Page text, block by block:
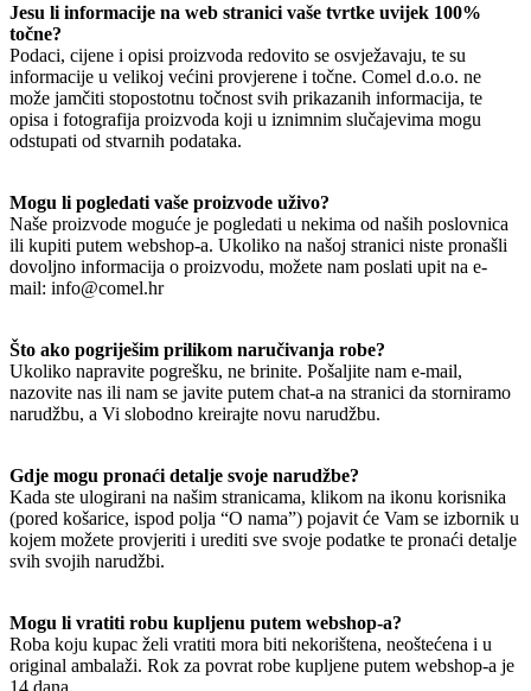
Jesu li informacije na web stranici vaše tvrtke uvijek 100%
točne?
Podaci, cijene i opisi proizvoda redovito se osvježavaju, te su
informacije u velikoj većini provjerene i točne. Comel d.o.o. ne
može jamčiti stopostotnu točnost svih prikazanih informacija, te
opisa i fotografija proizvoda koji u iznimnim slučajevima mogu
odstupati od stvarnih podataka.
Mogu li pogledati vaše proizvode uživo?
Naše proizvode moguće je pogledati u nekima od naših poslovnica
ili kupiti putem webshop-a. Ukoliko na našoj stranici niste pronašli
dovoljno informacija o proizvodu, možete nam poslati upit na e-
mail: info@comel.hr
Što ako pogriješim prilikom naručivanja robe?
Ukoliko napravite pogrešku, ne brinite. Pošaljite nam e-mail,
nazovite nas ili nam se javite putem chat-a na stranici da storniramo
narudžbu, a Vi slobodno kreirajte novu narudžbu.
Gdje mogu pronaći detalje svoje narudžbe?
Kada ste ulogirani na našim stranicama, klikom na ikonu korisnika
(pored košarice, ispod polja “O nama”) pojavit će Vam se izbornik u
kojem možete provjeriti i urediti sve svoje podatke te pronaći detalje
svih svojih narudžbi.
Mogu li vratiti robu kupljenu putem webshop-a?
Roba koju kupac želi vratiti mora biti nekorištena, neoštećena i u
original ambalaži. Rok za povrat robe kupljene putem webshop-a je
14 dana.